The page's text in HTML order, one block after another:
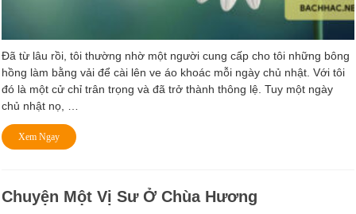
Đã từ lâu rồi, tôi thường nhờ một người cung cấp cho tôi những bông
hồng làm bằng vải để cài lên ve áo khoác mỗi ngày chủ nhật. Với tôi
đó là một cử chỉ trân trọng và đã trở thành thông lệ. Tuy một ngày
chủ nhật nọ, …
Xem Ngay
Chuyện Một Vị Sư Ở Chùa Hương